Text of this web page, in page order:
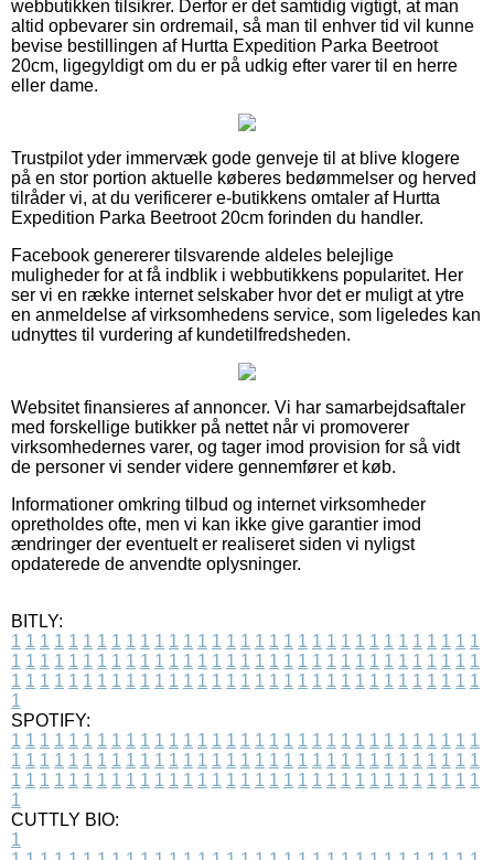
webbutikken tilsikrer. Derfor er det samtidig vigtigt, at man
altid opbevarer sin ordremail, så man til enhver tid vil kunne
bevise bestillingen af Hurtta Expedition Parka Beetroot
20cm, ligegyldigt om du er på udkig efter varer til en herre
eller dame.
Trustpilot yder immervæk gode genveje til at blive klogere
på en stor portion aktuelle køberes bedømmelser og herved
tilråder vi, at du verificerer e-butikkens omtaler af Hurtta
Expedition Parka Beetroot 20cm forinden du handler.
Facebook genererer tilsvarende aldeles belejlige
muligheder for at få indblik i webbutikkens popularitet. Her
ser vi en række internet selskaber hvor det er muligt at ytre
en anmeldelse af virksomhedens service, som ligeledes kan
udnyttes til vurdering af kundetilfredsheden.
Websitet finansieres af annoncer. Vi har samarbejdsaftaler
med forskellige butikker på nettet når vi promoverer
virksomhedernes varer, og tager imod provision for så vidt
de personer vi sender videre gennemfører et køb.
Informationer omkring tilbud og internet virksomheder
opretholdes ofte, men vi kan ikke give garantier imod
ændringer der eventuelt er realiseret siden vi nyligst
opdaterede de anvendte oplysninger.
BITLY:
1 1 1 1 1 1 1 1 1 1 1 1 1 1 1 1 1 1 1 1 1 1 1 1 1 1 1 1 1 1 1 1 1
1 1 1 1 1 1 1 1 1 1 1 1 1 1 1 1 1 1 1 1 1 1 1 1 1 1 1 1 1 1 1 1 1
1 1 1 1 1 1 1 1 1 1 1 1 1 1 1 1 1 1 1 1 1 1 1 1 1 1 1 1 1 1 1 1 1
1
SPOTIFY:
1 1 1 1 1 1 1 1 1 1 1 1 1 1 1 1 1 1 1 1 1 1 1 1 1 1 1 1 1 1 1 1 1
1 1 1 1 1 1 1 1 1 1 1 1 1 1 1 1 1 1 1 1 1 1 1 1 1 1 1 1 1 1 1 1 1
1 1 1 1 1 1 1 1 1 1 1 1 1 1 1 1 1 1 1 1 1 1 1 1 1 1 1 1 1 1 1 1 1
1
CUTTLY BIO:
1